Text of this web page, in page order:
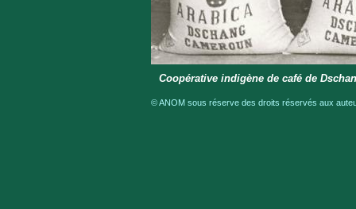
Coopérative indigène de café de
© ANOM sous réserve des droits réservés aux